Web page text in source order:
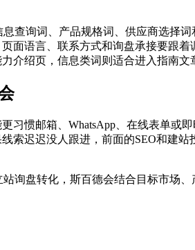
息查询词、产品规格词、供应商选择
面语言、联系方式和询盘承接要跟
介绍页，信息类词则适合进入指南文
习惯邮箱、WhatsApp、在线表单
索迟迟没人跟进，前面的SEO和建
询盘转化，斯百德会结合目标市场